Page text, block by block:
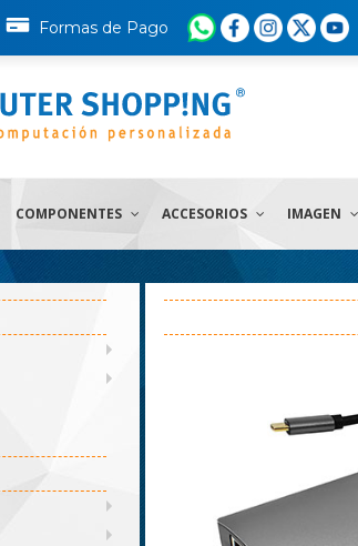
Formas de Pago
COMPONENTES ACCESORIOS IMAGEN